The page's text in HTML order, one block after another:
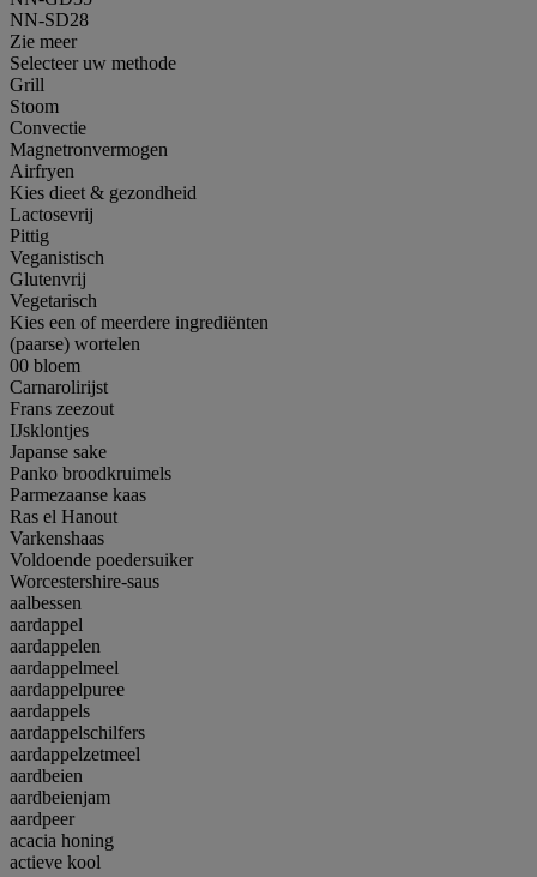
NN-SD28
Zie meer
Selecteer uw methode
Grill
Stoom
Convectie
Magnetronvermogen
Airfryen
Kies dieet & gezondheid
Lactosevrij
Pittig
Veganistisch
Glutenvrij
Vegetarisch
Kies een of meerdere ingrediënten
(paarse) wortelen
00 bloem
Carnarolirijst
Frans zeezout
IJsklontjes
Japanse sake
Panko broodkruimels
Parmezaanse kaas
Ras el Hanout
Varkenshaas
Voldoende poedersuiker
Worcestershire-saus
aalbessen
aardappel
aardappelen
aardappelmeel
aardappelpuree
aardappels
aardappelschilfers
aardappelzetmeel
aardbeien
aardbeienjam
aardpeer
acacia honing
actieve kool